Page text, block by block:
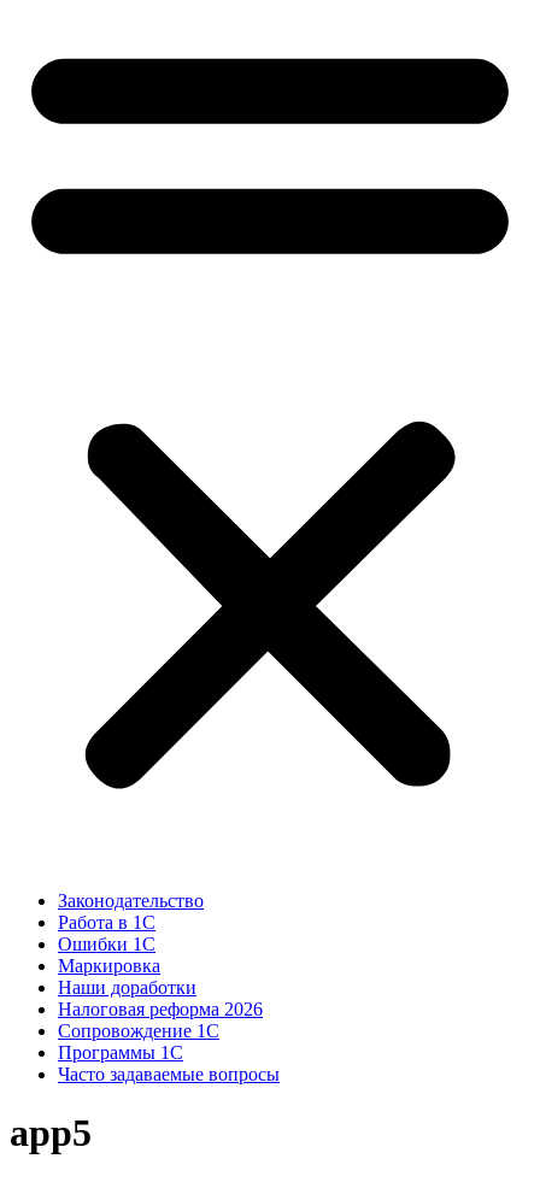
Законодательство
Работа в 1С
Ошибки 1С
Маркировка
Наши доработки
Налоговая реформа 2026
Сопровождение 1С
Программы 1С
Часто задаваемые вопросы
app5